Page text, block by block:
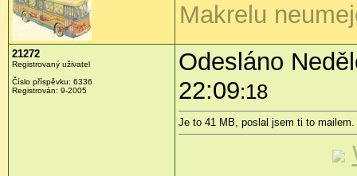
Makrelu
21272
Registrovaný uživatel
Číslo příspěvku: 6336
Registrován: 9-2005
Odesláno
22:09:18
Je to 41 MB, poslal jsem ti to mailem.